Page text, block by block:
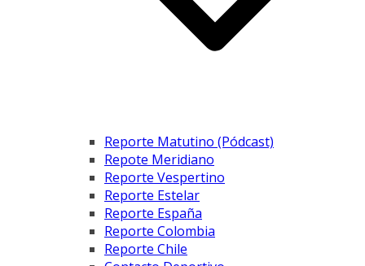
Reporte Matutino (Pódcast)
Repote Meridiano
Reporte Vespertino
Reporte Estelar
Reporte España
Reporte Colombia
Reporte Chile